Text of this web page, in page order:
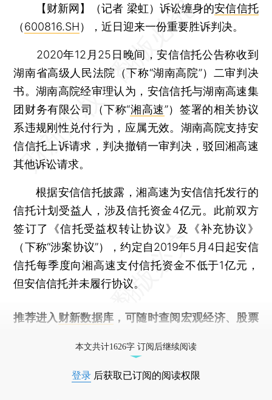
【财新网】（记者 梁虹） 诉讼缠身的安信信托
（600816.SH），近日迎来一份重要胜诉判决。
2020年12月25日晚间，安信信托公告称收到
湖南省高级人民法院（下称“湖南高院”）二审判决
书。湖南高院经审理认为，安信信托与湖南高速集
团财务有限公司（下称“湘高速”）签署的相关协议
系违规刚性兑付行为，应属无效。湖南高院支持安
信信托上诉请求，判决撤销一审判决，驳回湘高速
其他诉讼请求。
根据安信信托披露，湘高速为安信信托发行的
信托计划受益人，涉及信托资金4亿元。此前双方
签订了《信托受益权转让协议》及《补充协议》
（下称“涉案协议”），约定自2019年5月4日起安信
信托每季度向湘高速支付信托资金不低于1亿元，
但安信信托并未履行协议。
推荐进入 财新数据库 ，可随时查阅宏观经济、股票
本文共计1626字 订阅后继续阅读
登录 后获取已订阅的阅读权限